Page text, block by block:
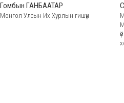
Гомбын ГАНБААТАР
Монгол Улсын Их Хурлын гишүүн